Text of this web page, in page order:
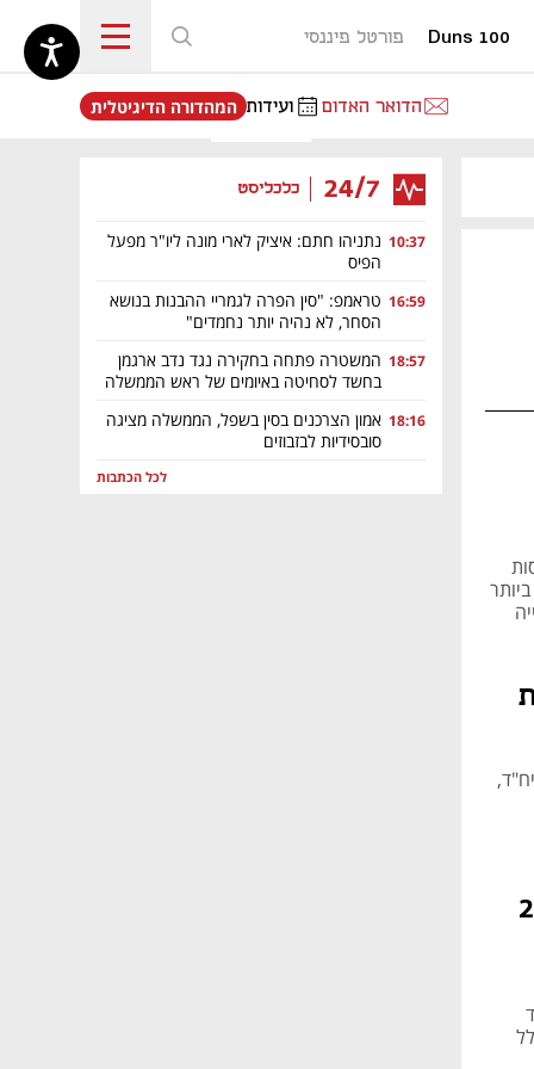
Duns 100 פורטל פיננסי
הדואר האדום ועידות
נפתח בכרטיסייה חדשה
המהדורה הדיגיטלית
24/7 כלכליסט
10:37 נתניהו חתם: איציק לארי מונה ליו"ר מפעל
הפיס
16:59 טראמפ: "סין הפרה לגמריי ההבנות בנושא
הסחר, לא נהיה יותר נחמדים"
18:57 המשטרה פתחה בחקירה נגד נדב ארגמן
בחשד לסחיטה באיומים של ראש הממשלה
18:16 אמון הצרכנים בסין בשפל, הממשלה מציגה
סובסידיות לבזבוזים
לכל הכתבות
מתוך 6,500 מרפסות
אאורה מכרה בפרוייקט "אאורה סיטי" בחדרה, בשנת 2025, 353 מתוך 460 יח"ד,
2,800
יח"ד
כלל